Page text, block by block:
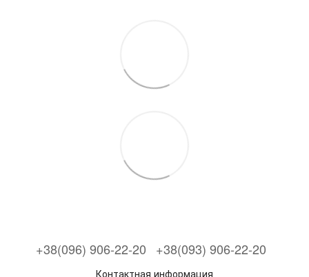
+38(096) 906-22-20 +38(093) 906-22-20
Контактная информация